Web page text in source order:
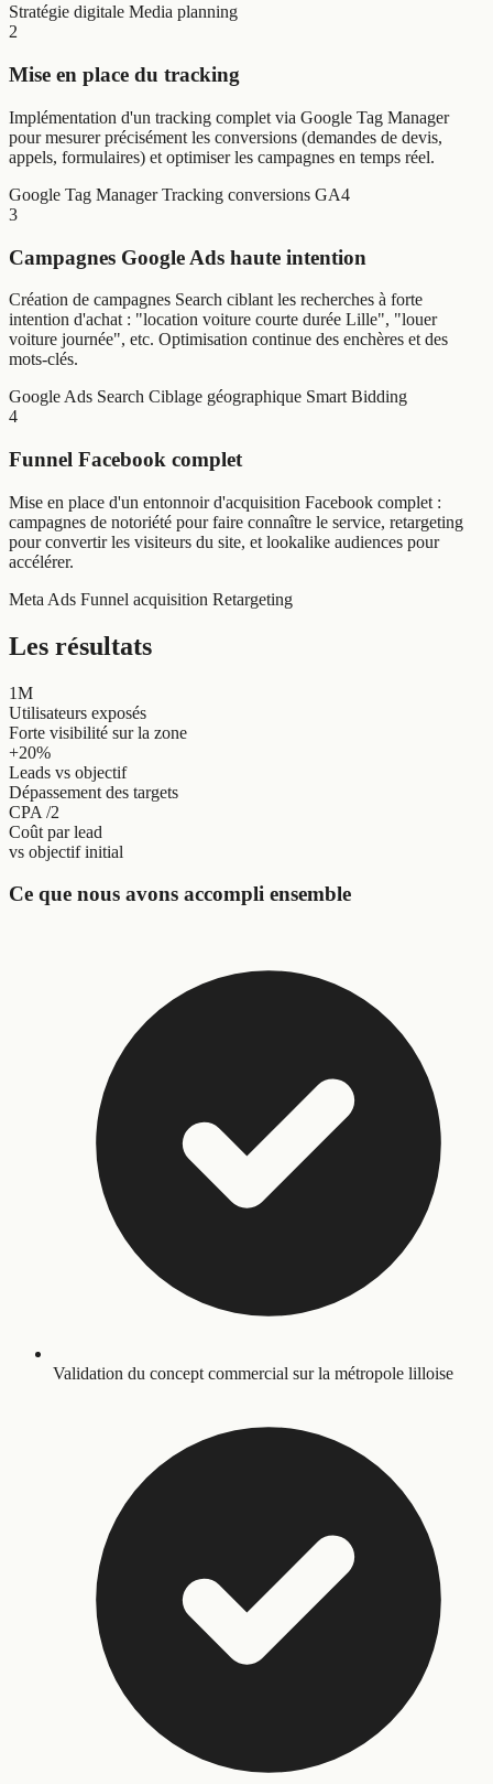
Stratégie digitale Media planning
2
Mise en place du tracking
Implémentation d'un tracking complet via Google Tag Manager
pour mesurer précisément les conversions (demandes de devis,
appels, formulaires) et optimiser les campagnes en temps réel.
Google Tag Manager Tracking conversions GA4
3
Campagnes Google Ads haute intention
Création de campagnes Search ciblant les recherches à forte
intention d'achat : "location voiture courte durée Lille", "louer
voiture journée", etc. Optimisation continue des enchères et des
mots-clés.
Google Ads Search Ciblage géographique Smart Bidding
4
Funnel Facebook complet
Mise en place d'un entonnoir d'acquisition Facebook complet :
campagnes de notoriété pour faire connaître le service, retargeting
pour convertir les visiteurs du site, et lookalike audiences pour
accélérer.
Meta Ads Funnel acquisition Retargeting
Les résultats
1M
Utilisateurs exposés
Forte visibilité sur la zone
+20%
Leads vs objectif
Dépassement des targets
CPA /2
Coût par lead
vs objectif initial
Ce que nous avons accompli ensemble
Validation du concept commercial sur la métropole lilloise